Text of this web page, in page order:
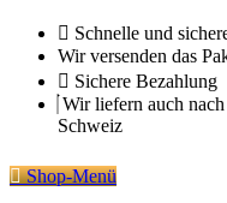
Zum
Inhalt
springen
Schnelle und
Wir versenden das
Sichere Bezahlung
Wir liefern auch
Schweiz
Shop-Menü